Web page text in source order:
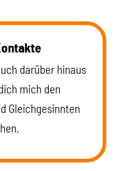
darüber hinaus
mich den
Gleichgesinnten